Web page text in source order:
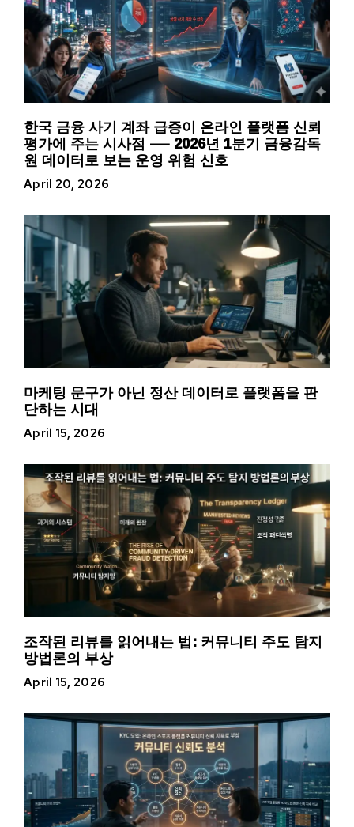
한국 금융 사기 계좌 급증이 온라인 플랫폼 신뢰
평가에 주는 시사점 — 2026년 1분기 금융감독
원 데이터로 보는 운영 위험 신호
April 20, 2026
마케팅 문구가 아닌 정산 데이터로 플랫폼을 판
단하는 시대
April 15, 2026
조작된 리뷰를 읽어내는 법: 커뮤니티 주도 탐지
방법론의 부상
April 15, 2026